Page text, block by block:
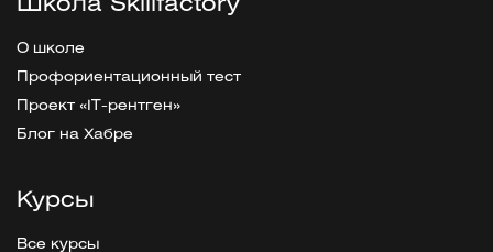
Школа Skillfactory
О школе
Профориентационный тест
Проект «IT-рентген»
Блог на Хабре
Курсы
Все курсы